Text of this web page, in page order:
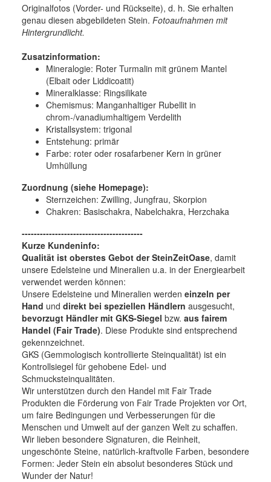
Originalfotos (Vorder- und Rückseite), d. h. Sie erhalten
genau diesen abgebildeten Stein. Fotoaufnahmen mit
Hintergrundlicht.
Zusatzinformation:
Mineralogie: Roter Turmalin mit grünem Mantel
(Elbait oder Liddicoatit)
Mineralklasse: Ringsilikate
Chemismus: Manganhaltiger Rubellit in
chrom-/vanadiumhaltigem Verdelith
Kristallsystem: trigonal
Entstehung: primär
Farbe: roter oder rosafarbener Kern in grüner
Umhüllung
Zuordnung (siehe Homepage):
Sternzeichen: Zwilling, Jungfrau, Skorpion
Chakren: Basischakra, Nabelchakra, Herzchaka
----------------------------------------
Kurze Kundeninfo:
Qualität ist oberstes Gebot der SteinZeitOase, damit
unsere Edelsteine und Mineralien u.a. in der Energiearbeit
verwendet werden können:
Unsere Edelsteine und Mineralien werden einzeln per
Hand und direkt bei speziellen Händlern ausgesucht,
bevorzugt Händler mit GKS-Siegel bzw. aus fairem
Handel (Fair Trade). Diese Produkte sind entsprechend
gekennzeichnet.
GKS (Gemmologisch kontrollierte Steinqualität) ist ein
Kontrollsiegel für gehobene Edel- und
Schmucksteinqualitäten.
Wir unterstützen durch den Handel mit Fair Trade
Produkten die Förderung von Fair Trade Projekten vor Ort,
um faire Bedingungen und Verbesserungen für die
Menschen und Umwelt auf der ganzen Welt zu schaffen.
Wir lieben besondere Signaturen, die Reinheit,
ungeschönte Steine, natürlich-kraftvolle Farben, besondere
Formen: Jeder Stein ein absolut besonderes Stück und
Wunder der Natur!